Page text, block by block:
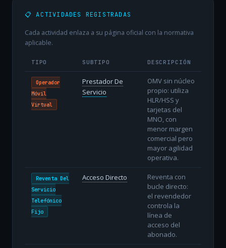
📋 ACTIVIDADES REGISTRADAS
Cada actividad enlaza a su página oficial con la normativa
aplicable.
TIPO SUBTIPO DESCRIPCIÓN
Operador
Móvil
Virtual
Prestador De
Servicio
OMV sin núcleo
propio: utiliza
HLR/HSS y
tarjetas del
MNO, con
menor margen
comercial pero
mayor agilidad
operativa.
Reventa Del
Servicio
Telefónico
Fijo
Acceso Directo
Reventa con
bucle directo:
el revendedor
controla la
línea de
acceso del
abonado.